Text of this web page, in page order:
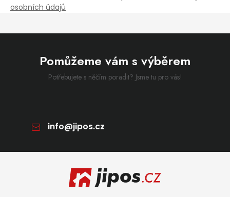
osobních údajů
Pomůžeme vám s výběrem
Potřebujete s něčím poradit? Jsme tu pro vás!
info@jipos.cz